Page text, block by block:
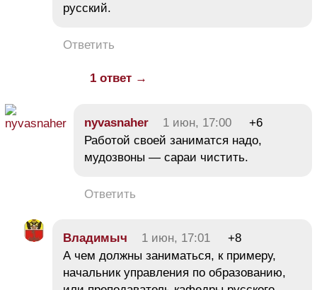
русский.
Ответить
1 ответ →
nyvasnaher 1 июн, 17:00
+6
Работой своей заниматся надо,
мудозвоны — сараи чистить.
Ответить
Владимыч 1 июн, 17:01
+8
А чем должны заниматься, к примеру,
начальник управления по образованию,